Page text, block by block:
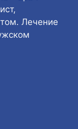
Лечение